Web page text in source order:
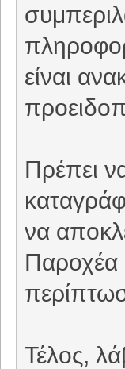
είναι
Πρέπει
να
Παροχέα
Τέλος,